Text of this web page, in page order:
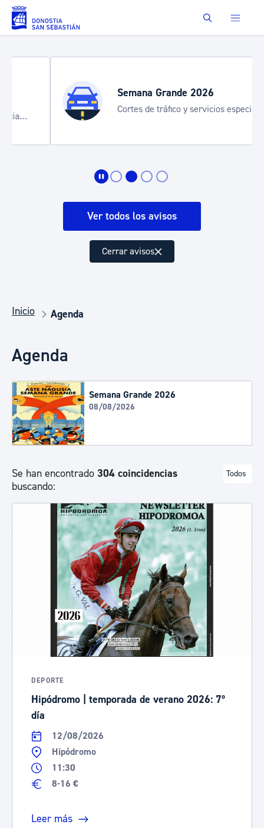
Saltar al contenido principal Buscar
Semana Grande 2026
Cortes de tráfico y servicios especiales
de transporte
Ver todos los avisos
Cerrar avisos
Inicio Agenda
Agenda
Semana Grande 2026
08/08/2026
Se han encontrado 304 coincidencias
buscando:
Todos
DEPORTE
Hipódromo | temporada de verano 2026: 7º
día
12/08/2026
Hipódromo
11:30
8-16 €
Leer más